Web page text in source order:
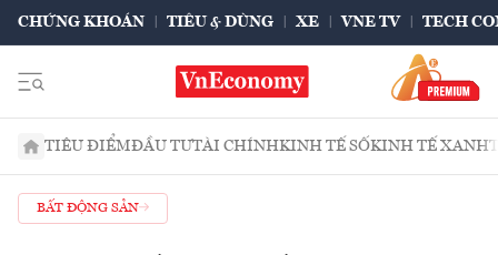
CHỨNG KHOÁN TIÊU & DÙNG XE VNE TV TECH
TIÊU ĐIỂMĐẦU TƯTÀI CHÍNHKINH TẾ SỐKINH TẾ XANH
BẤT ĐỘNG SẢN